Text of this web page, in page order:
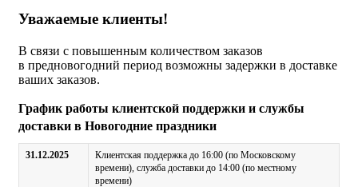
Уважаемые клиенты!
В связи с повышенным количеством заказов
в предновогодний период возможны задержки в доставке
ваших заказов.
График работы клиентской поддержки и службы
доставки в Новогодние праздники
31.12.2025
Клиентская поддержка до 16:00 (по Московскому
времени), служба доставки до 14:00 (по местному
времени)